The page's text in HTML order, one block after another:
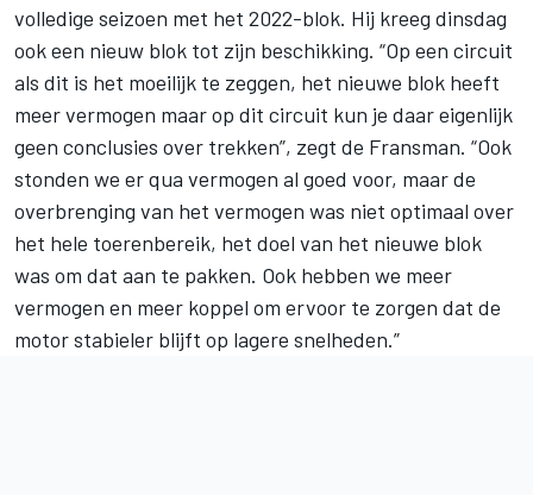
volledige seizoen met het 2022-blok. Hij kreeg dinsdag
ook een nieuw blok tot zijn beschikking. “Op een circuit
als dit is het moeilijk te zeggen, het nieuwe blok heeft
meer vermogen maar op dit circuit kun je daar eigenlijk
geen conclusies over trekken”, zegt de Fransman. “Ook
stonden we er qua vermogen al goed voor, maar de
overbrenging van het vermogen was niet optimaal over
het hele toerenbereik, het doel van het nieuwe blok
was om dat aan te pakken. Ook hebben we meer
vermogen en meer koppel om ervoor te zorgen dat de
motor stabieler blijft op lagere snelheden.”